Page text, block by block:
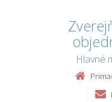
Hlavné